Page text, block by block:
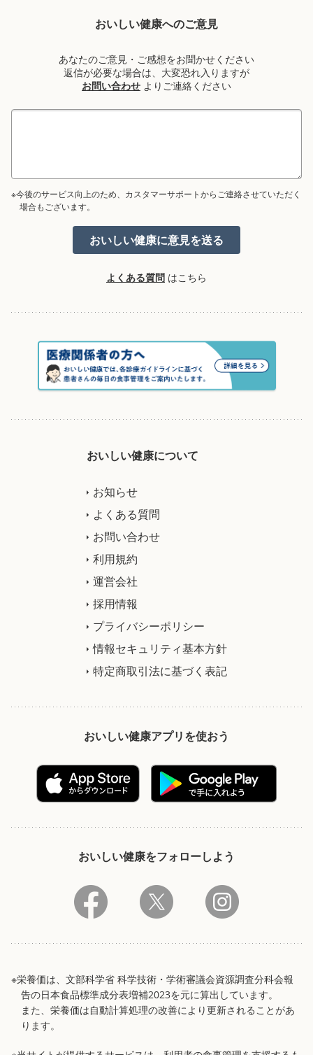
おいしい健康へのご意見
あなたのご意見・ご感想をお聞かせください
返信が必要な場合は、大変恐れ入りますが
お問い合わせ よりご連絡ください
※今後のサービス向上のため、カスタマーサポートからご連絡させていただく
場合もございます。
よくある質問 はこちら
おいしい健康について
お知らせ
よくある質問
お問い合わせ
利用規約
運営会社
採用情報
プライバシーポリシー
情報セキュリティ基本方針
特定商取引法に基づく表記
おいしい健康アプリを使おう
おいしい健康をフォローしよう
※栄養価は、文部科学省 科学技術・学術審議会資源調査分科会報
告の日本食品標準成分表増補2023を元に算出しています。
また、栄養価は自動計算処理の改善により更新されることがあ
ります。